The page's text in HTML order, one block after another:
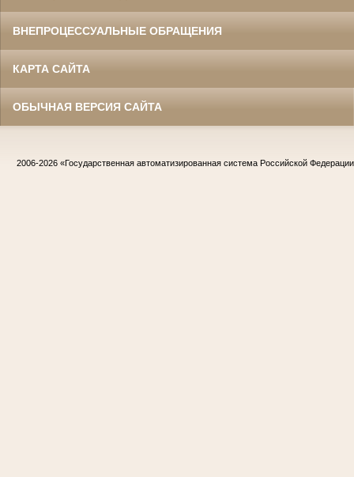
ВНЕПРОЦЕССУАЛЬНЫЕ ОБРАЩЕНИЯ
КАРТА САЙТА
ОБЫЧНАЯ ВЕРСИЯ САЙТА
2006-2026 «Государственная автоматизированная система Российской